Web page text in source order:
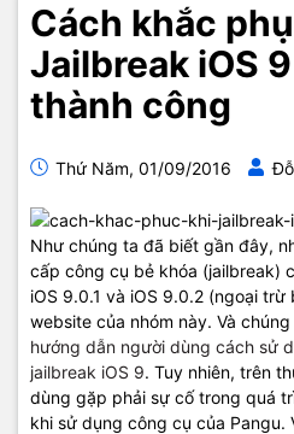
Cách khắc
Jailbreak iOS
thành công
Thứ Năm, 01/09/2016
Như chúng ta đã biết gần đây,
cấp công cụ bẻ khóa (jailbreak)
iOS 9.0.1 và iOS 9.0.2 (ngoại trừ
website của nhóm này. Và
hướng dẫn người dùng cách sử
jailbreak iOS 9. Tuy nhiên, trên
dùng gặp phải sự cố trong quá
khi sử dụng công cụ của Pangu.